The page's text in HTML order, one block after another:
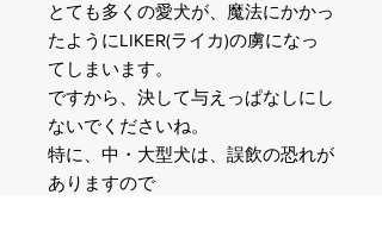
とても多くの愛犬が、魔法にかかっ
たようにLIKER(ライカ)の虜になっ
てしまいます。
ですから、決して与えっぱなしにし
ないでくださいね。
特に、中・大型犬は、誤飲の恐れが
ありますので